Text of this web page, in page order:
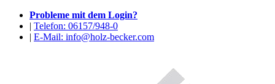
Probleme mit dem Login?
| Telefon: 06157/948-0
| E-Mail: info@holz-becker.com